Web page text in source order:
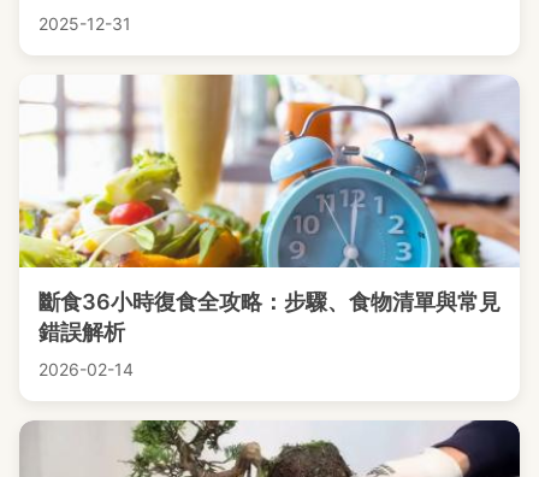
2025-12-31
斷食36小時復食全攻略：步驟、食物清單與常見
錯誤解析
2026-02-14